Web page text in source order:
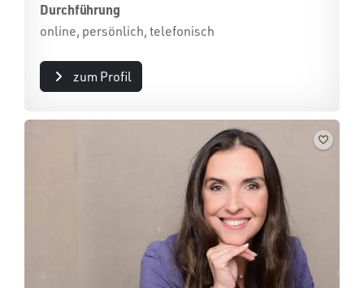
Durchführung
online, persönlich, telefonisch
zum Profil